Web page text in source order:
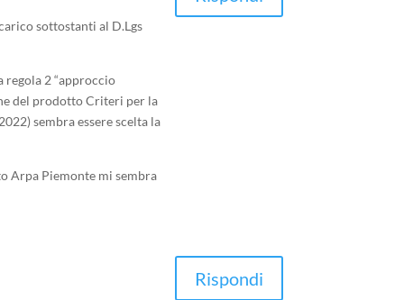
sottostanti al D.Lgs
regola 2 “approccio
del prodotto Criteri per la
sembra essere scelta la
Arpa Piemonte mi sembra
Rispondi